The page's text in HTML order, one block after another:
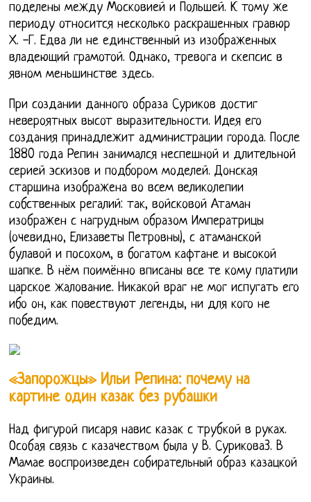
поделены между Московией и Польшей. К тому же
периоду относится несколько раскрашенных гравюр
Х. -Г. Едва ли не единственный из изображенных
владеющий грамотой. Однако, тревога и скепсис в
явном меньшинстве здесь.
При создании данного образа Суриков достиг
невероятных высот выразительности. Идея его
создания принадлежит администрации города. После
1880 года Репин занимался неспешной и длительной
серией эскизов и подбором моделей. Донская
старшина изображена во всем великолепии
собственных регалий: так, войсковой Атаман
изображен с нагрудным образом Императрицы
(очевидно, Елизаветы Петровны), с атаманской
булавой и посохом, в богатом кафтане и высокой
шапке. В нём поимённо вписаны все те кому платили
царское жалование. Никакой враг не мог испугать его
ибо он, как повествуют легенды, ни для кого не
победим.
«Запорожцы» Ильи Репина: почему на
картине один казак без рубашки
Над фигурой писаря навис казак с трубкой в руках.
Особая связь с казачеством была у В. Сурикова3. В
Мамае воспроизведен собирательный образ казацкой
Украины.